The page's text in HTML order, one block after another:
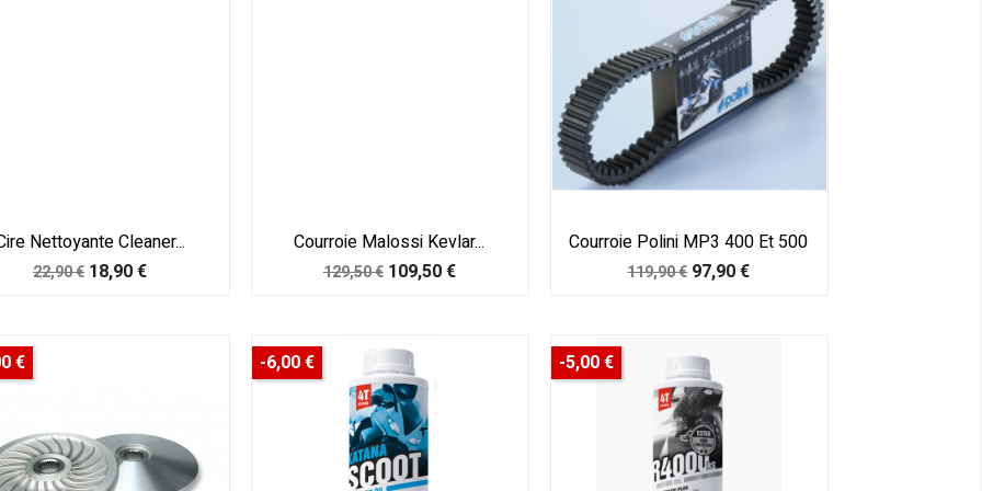
Nettoyante Cleaner...
Prix
22,90 € Prix
18,90 €
Courroie Malossi Kevlar...
Prix
129,50 € Prix
109,50 €
Courroie Polini MP3 400 Et 500
Prix
119,90 € Prix
97,90 €
€ -6,00 € -5,00 €